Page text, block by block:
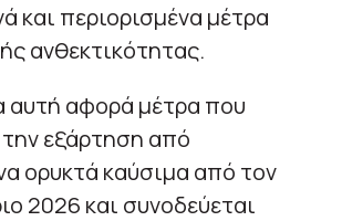
και περιορισμένα μέτρα
ανθεκτικότητας.
αυτή αφορά μέτρα που
εξάρτηση από
ορυκτά καύσιμα από τον
2026 και συνοδεύεται